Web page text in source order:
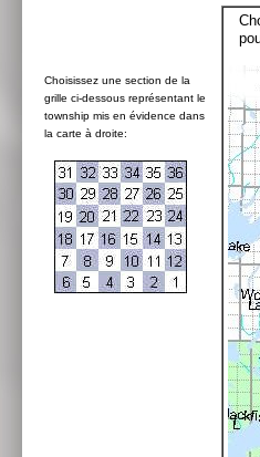
Choisissez une section de la
grille ci-dessous représentant le
township mis en évidence dans
la carte à droite: